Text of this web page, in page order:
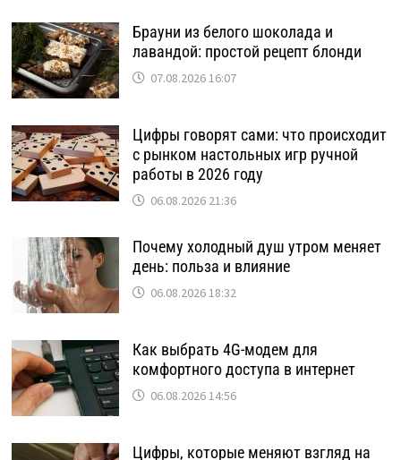
Брауни из белого шоколада и
лавандой: простой рецепт блонди
07.08.2026 16:07
Цифры говорят сами: что происходит
с рынком настольных игр ручной
работы в 2026 году
06.08.2026 21:36
Почему холодный душ утром меняет
день: польза и влияние
06.08.2026 18:32
Как выбрать 4G-модем для
комфортного доступа в интернет
06.08.2026 14:56
Цифры, которые меняют взгляд на